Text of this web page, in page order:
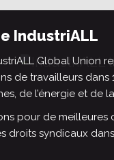
IndustriALL
Global Union
de travailleurs dans
de l’énergie et de
pour de meilleures
droits syndicaux